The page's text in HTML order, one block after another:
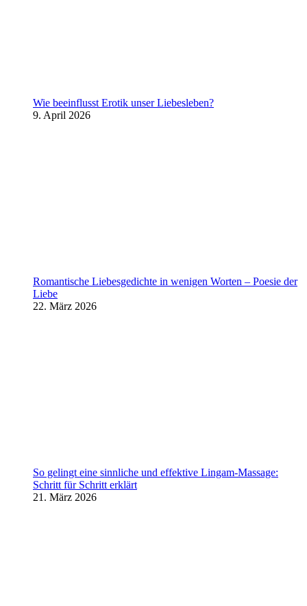
Wie beeinflusst Erotik unser Liebesleben?
9. April 2026
Romantische Liebesgedichte in wenigen Worten – Poesie der
Liebe
22. März 2026
So gelingt eine sinnliche und effektive Lingam-Massage:
Schritt für Schritt erklärt
21. März 2026